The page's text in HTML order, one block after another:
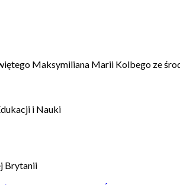
Maksymiliana Marii Kolbego ze
i Nauki
Brytanii